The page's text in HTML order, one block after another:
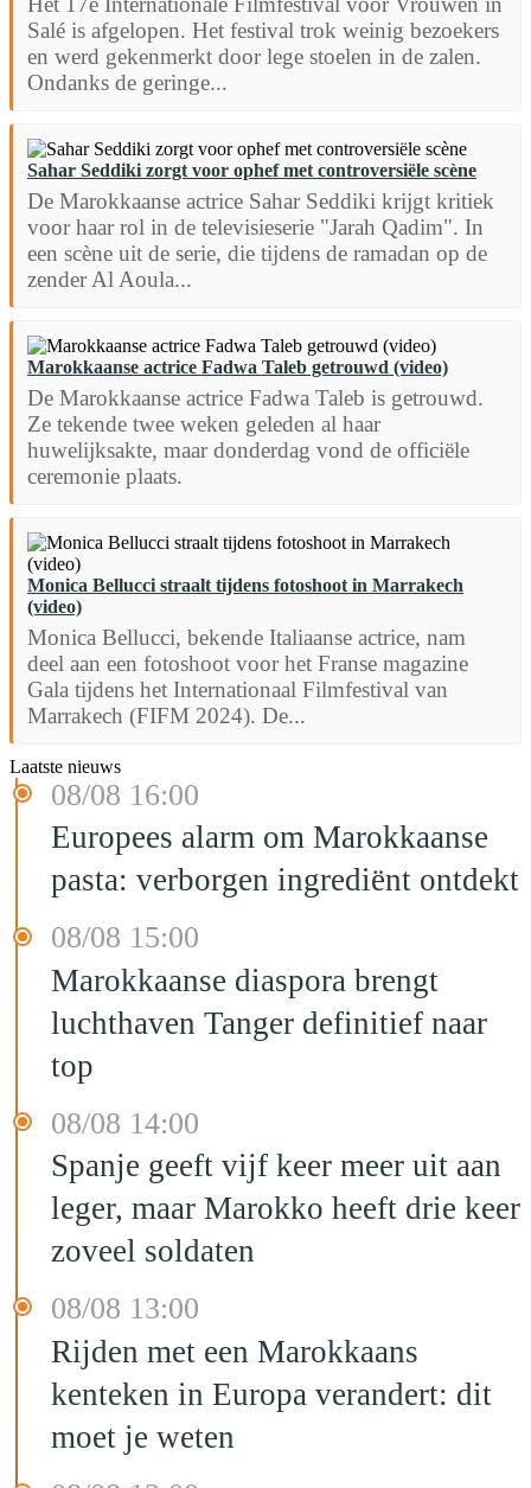
Salé is afgelopen. Het festival trok weinig bezoekers
en werd gekenmerkt door lege stoelen in de zalen.
Ondanks de geringe...
Sahar Seddiki zorgt voor ophef met controversiële scène
De Marokkaanse actrice Sahar Seddiki krijgt kritiek
voor haar rol in de televisieserie "Jarah Qadim". In
een scène uit de serie, die tijdens de ramadan op de
zender Al Aoula...
Marokkaanse actrice Fadwa Taleb getrouwd (video)
De Marokkaanse actrice Fadwa Taleb is getrouwd.
Ze tekende twee weken geleden al haar
huwelijksakte, maar donderdag vond de officiële
ceremonie plaats.
Monica Bellucci straalt tijdens fotoshoot in Marrakech
(video)
Monica Bellucci, bekende Italiaanse actrice, nam
deel aan een fotoshoot voor het Franse magazine
Gala tijdens het Internationaal Filmfestival van
Marrakech (FIFM 2024). De...
Laatste nieuws
08/08 16:00
Europees alarm om Marokkaanse
pasta: verborgen ingrediënt ontdekt
08/08 15:00
Marokkaanse diaspora brengt
luchthaven Tanger definitief naar
top
08/08 14:00
Spanje geeft vijf keer meer uit aan
leger, maar Marokko heeft drie keer
zoveel soldaten
08/08 13:00
Rijden met een Marokkaans
kenteken in Europa verandert: dit
moet je weten